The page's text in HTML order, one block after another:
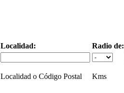
Localidad: Radio de:
Localidad o Código Postal Kms